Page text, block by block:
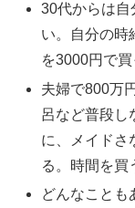
30代からは自
い。自分の時
を3000円で買
夫婦で800万
呂など普段し
に、メイドさ
る。時間を買
どんなことも